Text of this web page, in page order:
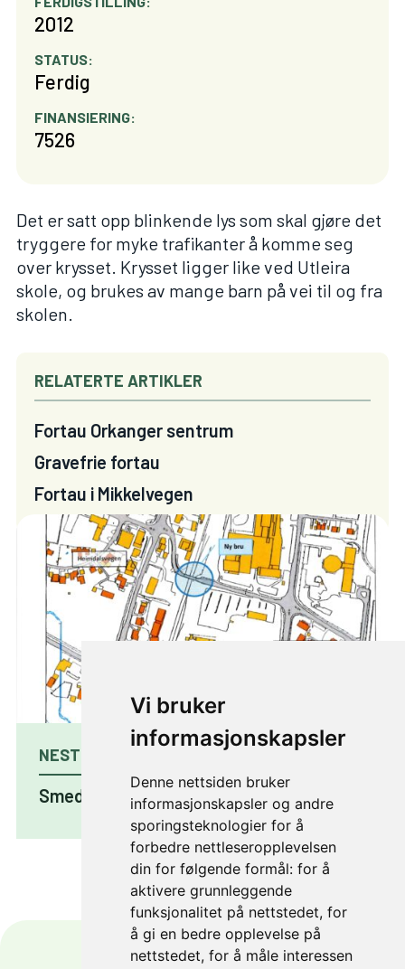
Vi bruker
informasjonskapsler
Denne nettsiden bruker
informasjonskapsler og andre
sporingsteknologier for å
forbedre nettleseropplevelsen
din for følgende formål: for å
aktivere grunnleggende
funksjonalitet på nettstedet, for
å gi en bedre opplevelse på
nettstedet, for å måle interessen
2012
STATUS:
Ferdig
FINANSIERING:
7526
Det er satt opp blinkende lys som skal gjøre det
tryggere for myke trafikanter å komme seg
over krysset. Krysset ligger like ved Utleira
skole, og brukes av mange barn på vei til og fra
skolen.
RELATERTE ARTIKLER
Fortau Orkanger sentrum
Gravefrie fortau
Fortau i Mikkelvegen
NESTE PROSJEKT
Smedbrua, Johan Tillers vei